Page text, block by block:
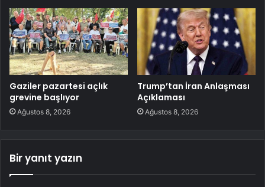
Gaziler pazartesi açlık
grevine başlıyor
Ağustos 8, 2026
Trump’tan İran Anlaşması
Açıklaması
Ağustos 8, 2026
Bir yanıt yazın